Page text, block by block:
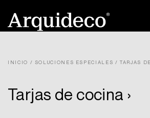
contenido
INICIO / SOLUCIONES ESPECIALES / TARJAS
Tarjas de cocina ›